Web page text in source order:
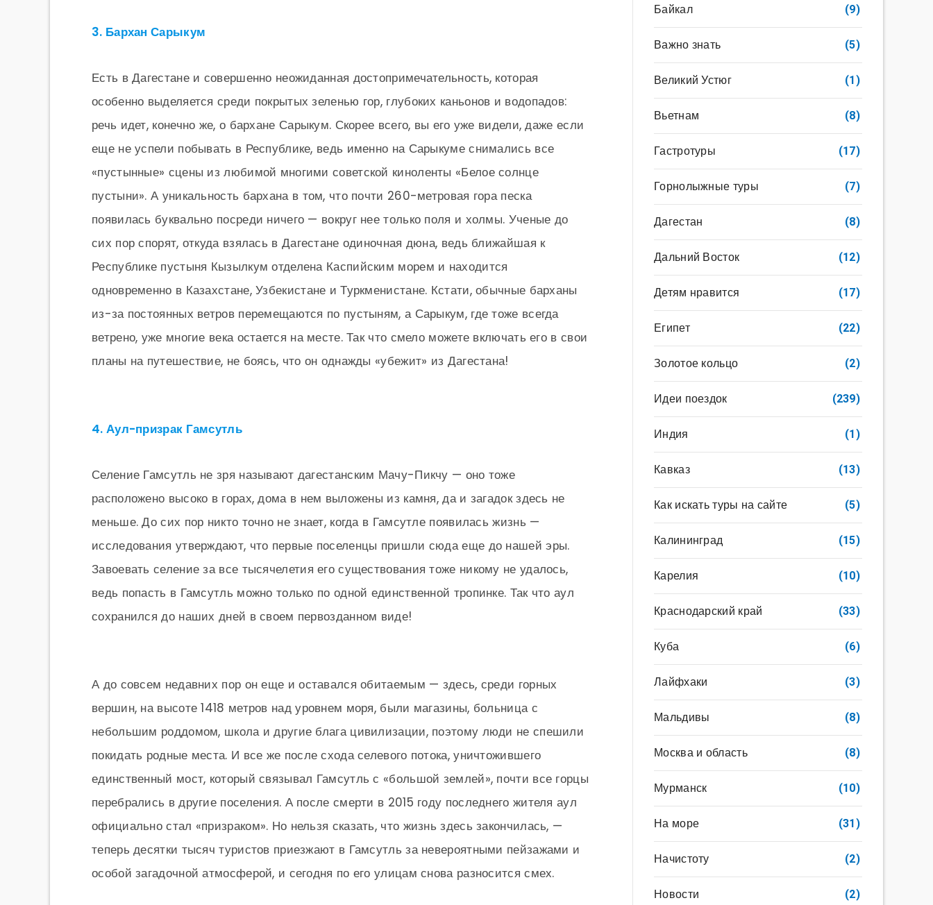
3. Бархан Сарыкум
Есть в Дагестане и совершенно неожиданная достопримечательность, которая
особенно выделяется среди покрытых зеленью гор, глубоких каньонов и водопадов:
речь идет, конечно же, о бархане Сарыкум. Скорее всего, вы его уже видели, даже если
еще не успели побывать в Республике, ведь именно на Сарыкуме снимались все
«пустынные» сцены из любимой многими советской киноленты «Белое солнце
пустыни». А уникальность бархана в том, что почти 260-метровая гора песка
появилась буквально посреди ничего — вокруг нее только поля и холмы. Ученые до
сих пор спорят, откуда взялась в Дагестане одиночная дюна, ведь ближайшая к
Республике пустыня Кызылкум отделена Каспийским морем и находится
одновременно в Казахстане, Узбекистане и Туркменистане. Кстати, обычные барханы
из-за постоянных ветров перемещаются по пустыням, а Сарыкум, где тоже всегда
ветрено, уже многие века остается на месте. Так что смело можете включать его в свои
планы на путешествие, не боясь, что он однажды «убежит» из Дагестана!
4. Аул-призрак Гамсутль
Селение Гамсутль не зря называют дагестанским Мачу-Пикчу — оно тоже
расположено высоко в горах, дома в нем выложены из камня, да и загадок здесь не
меньше. До сих пор никто точно не знает, когда в Гамсутле появилась жизнь —
исследования утверждают, что первые поселенцы пришли сюда еще до нашей эры.
Завоевать селение за все тысячелетия его существования тоже никому не удалось,
ведь попасть в Гамсутль можно только по одной единственной тропинке. Так что аул
сохранился до наших дней в своем первозданном виде!
А до совсем недавних пор он еще и оставался обитаемым — здесь, среди горных
вершин, на высоте 1418 метров над уровнем моря, были магазины, больница с
небольшим роддомом, школа и другие блага цивилизации, поэтому люди не спешили
покидать родные места. И все же после схода селевого потока, уничтожившего
единственный мост, который связывал Гамсутль с «большой землей», почти все горцы
перебрались в другие поселения. А после смерти в 2015 году последнего жителя аул
официально стал «призраком». Но нельзя сказать, что жизнь здесь закончилась, —
теперь десятки тысяч туристов приезжают в Гамсутль за невероятными пейзажами и
особой загадочной атмосферой, и сегодня по его улицам снова разносится смех.
Байкал (9)
Важно знать (5)
Великий Устюг (1)
Вьетнам (8)
Гастротуры (17)
Горнолыжные туры (7)
Дагестан (8)
Дальний Восток (12)
Детям нравится (17)
Египет (22)
Золотое кольцо (2)
Идеи поездок (239)
Индия (1)
Кавказ (13)
Как искать туры на сайте (5)
Калининград (15)
Карелия (10)
Краснодарский край (33)
Куба (6)
Лайфхаки (3)
Мальдивы (8)
Москва и область (8)
Мурманск (10)
На море (31)
Начистоту (2)
Новости (2)